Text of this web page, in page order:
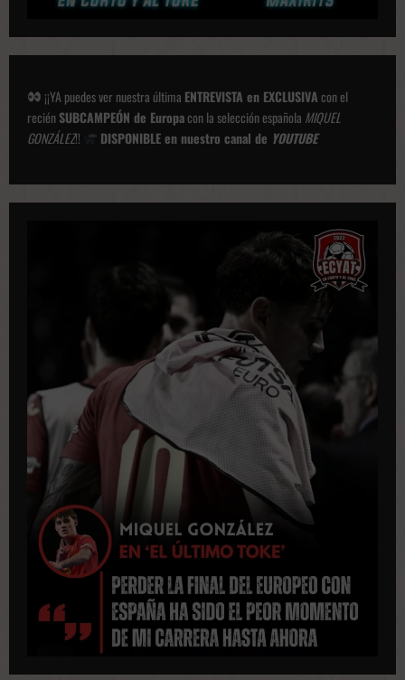
¡¡YA puedes ver nuestra última ENTREVISTA en EXCLUSIVAcon el
reciénSUBCAMPEÓN de Europacon la selección española MIQUEL
GONZÁLEZ!! DISPONIBLE en nuestro canal de YOUTUBE